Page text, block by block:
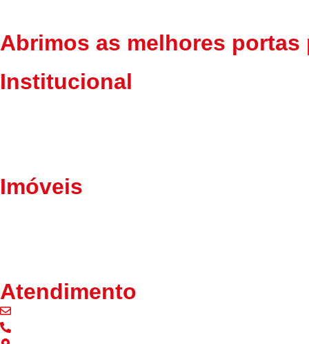
Abrimos as melhores portas
Institucional
Imóveis
Atendimento